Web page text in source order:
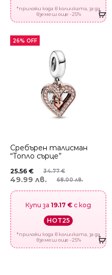
*приложи кода в количката, за да
вземеш още -25%
26% OFF
Сребърен талисман
“Топло сърце”
34.77€
25.56 €
68.00 лв.
49.99 лв.
Купи за 19.17 € с код
HOT25
*приложи кода в количката, за да
вземеш още -25%